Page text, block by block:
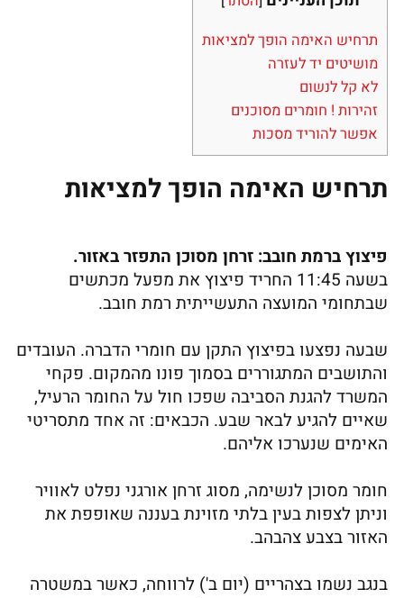
תרחיש האימה הופך למציאות
מושיטים יד לעזרה
לא קל לנשום
זהירות ! חומרים מסוכנים
אפשר להוריד מסכות
תרחיש האימה הופך למציאות
פיצוץ ברמת חובב: זרחן מסוכן התפזר באזור.
בשעה 11:45 החריד פיצוץ את מפעל מכתשים
שבתחומי המועצה התעשייתית רמת חובב.
שבעה נפצעו בפיצוץ התקן עם חומרי הדברה. העובדים
והתושבים המתגוררים בסמוך פונו מהמקום. פקחי
המשרד להגנת הסביבה שפכו חול על החומר הרעיל,
שאיים להגיע לבאר שבע. הכבאים: זה אחד מתסריטי
האימים שנערכו אליהם.
חומר מסוכן לנשימה, מסוג זרחן אורגני נפלט לאוויר
וניתן לצפות בעין בלתי מזוינת בעננה שאופפת את
האזור בצבע צהבהב.
בנגב נשמו בצהריים (יום ב') לרווחה, כאשר במשטרה